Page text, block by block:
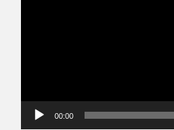
00:00